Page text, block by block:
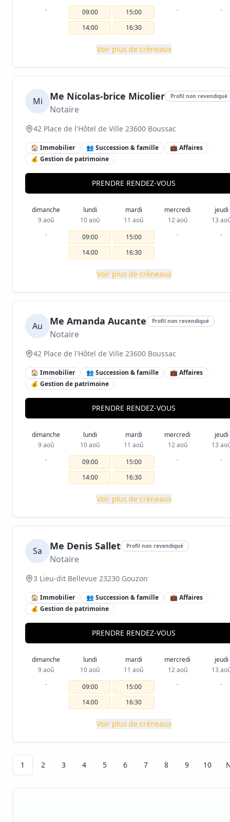
-
09:00
14:00
15:00
16:30
-
-
Voir plus de créneaux
Mi Me Nicolas-brice Micolier Profil non revendiqué
Notaire
42 Place de l'Hôtel de Ville 23600 Boussac
🏠 Immobilier 👥 Succession & famille
💼 Affaires
💰 Gestion de patrimoine
PRENDRE RENDEZ-VOUS
dimanche
9 aoû
-
lundi
10 aoû
09:00
14:00
mardi
11 aoû
15:00
16:30
mercredi
12 aoû
-
jeudi
13
-
Voir plus de créneaux
Au Me Amanda Aucante Profil non revendiqué
Notaire
42 Place de l'Hôtel de Ville 23600 Boussac
🏠 Immobilier 👥 Succession & famille
💼 Affaires
💰 Gestion de patrimoine
PRENDRE RENDEZ-VOUS
dimanche
9 aoû
-
lundi
10 aoû
09:00
14:00
mardi
11 aoû
15:00
16:30
mercredi
12 aoû
-
jeudi
13
-
Voir plus de créneaux
Sa Me Denis Sallet Profil non revendiqué
Notaire
3 Lieu-dit Bellevue 23230 Gouzon
🏠 Immobilier 👥 Succession & famille
💼 Affaires
💰 Gestion de patrimoine
PRENDRE RENDEZ-VOUS
dimanche
9 aoû
-
lundi
10 aoû
09:00
14:00
mardi
11 aoû
15:00
16:30
mercredi
12 aoû
-
jeudi
13
-
Voir plus de créneaux
1 2 3 4 5 6 7 8 9 10